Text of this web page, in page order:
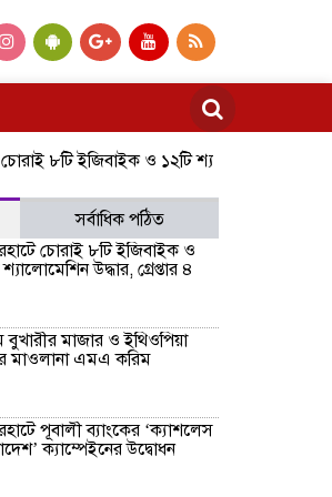
ইজিবাইক ও ১২টি শ্যালোমেশিন উদ্ধার, গ্রেপ্তার ৪
সর্বাধিক পঠিত
চোরাই ৮টি ইজিবাইক ও
উদ্ধার, গ্রেপ্তার ৪
বুখারীর মাজার ও ইথিওপিয়া
মাওলানা এমএ করিম
পূবালী ব্যাংকের ‘ক্যাশলেস
ক্যাম্পেইনের উদ্বোধন